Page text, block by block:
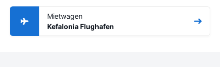
Mietwagen
Kefalonia Flughafen